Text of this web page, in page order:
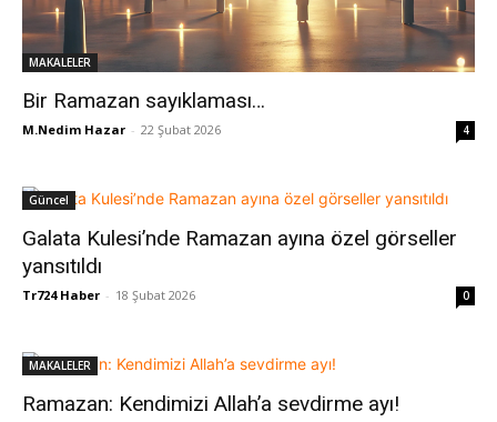
MAKALELER
Bir Ramazan sayıklaması…
M.Nedim Hazar - 22 Şubat 2026 4
Güncel
Galata Kulesi’nde Ramazan ayına özel görseller
yansıtıldı
Tr724 Haber - 18 Şubat 2026 0
MAKALELER
Ramazan: Kendimizi Allah’a sevdirme ayı!